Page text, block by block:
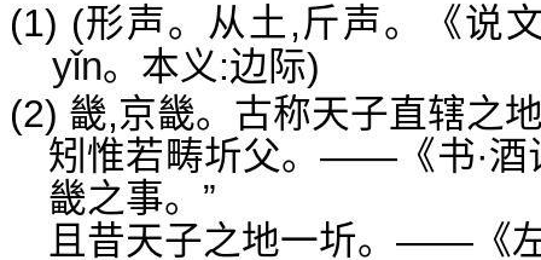
(1) (形声。从土,斤声。《说
yǐn。本义:边际)
(2) 畿,京畿。古称天子直辖之
矧惟若畴圻父。——《书·酒
畿之事。”
且昔天子之地一圻。——《